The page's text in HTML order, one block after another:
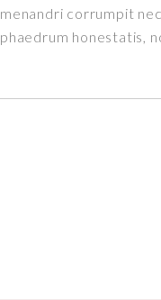
menandri corrumpit
phaedrum honestatis,